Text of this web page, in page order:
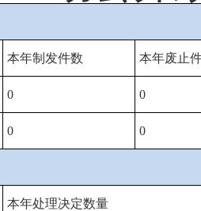
本年制发件数 本年废止
0 0
0 0
本年处理决定数量